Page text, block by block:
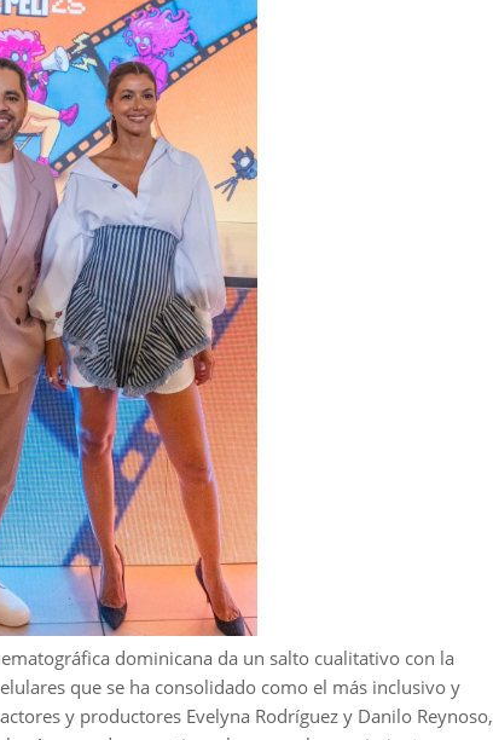
dominicana da un salto cualitativo con la
que se ha consolidado como el más inclusivo y
y productores Evelyna Rodríguez y Danilo Reynoso,